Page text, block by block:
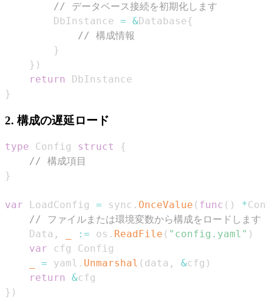
// データベース接続を初期化します
		DbInstance
= &Database{
// 構成情報
}
} )
return
}
2. 構成の遅延ロード
type Config struct
{
// 構成項目
}
var LoadConfig = sync . OnceValue ( func ( ) *
// ファイルまたは環境変数から構成をロードします
	Data
, := os . ReadFile ( "config.yaml" )
var
= yaml . Unmarshal ( data , &cfg )
return
&
} )